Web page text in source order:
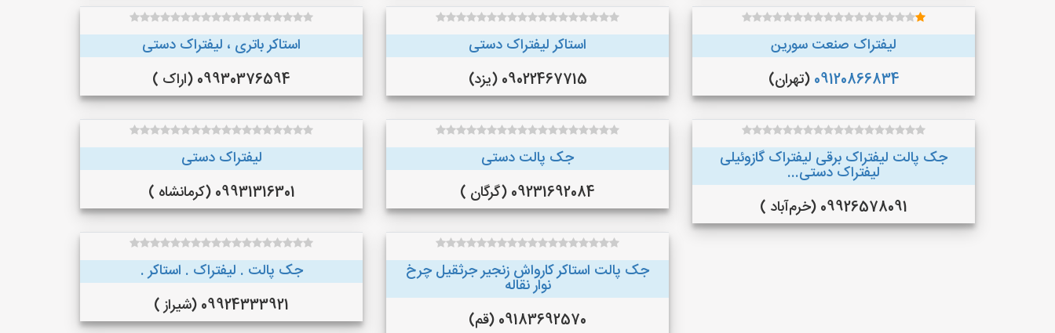
لیفتراک صنعت سورین
09120866834 (تهران)
استاکر لیفتراک دستی
09022467715 (یزد)
استاکر باتری ، لیفتراک دستی
09930376594 (اراک )
جک پالت لیفتراک برقی لیفتراک گازوئیلی
لیفتراک دستی...
09926578091 (خرم‌آباد )
جک پالت دستی
09231692084 (گرگان )
لیفتراک دستی
09931316301 (کرمانشاه )
جک پالت استاکر کارواش زنجیر جرثقیل چرخ
نوار نقاله
09183692570 (قم)
جک پالت . لیفتراک . استاکر .
09924333921 (شیراز )